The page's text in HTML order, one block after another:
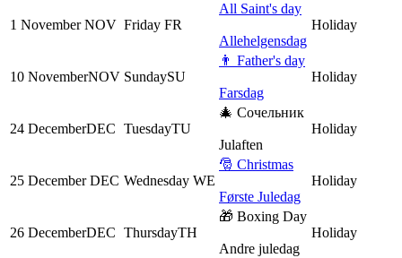
1 November NOV Friday FR
All Saint's day
Allehelgensdag
Holiday
10 NovemberNOV SundaySU
👨 Father's day
Farsdag
Holiday
24 DecemberDEC TuesdayTU
🎄 Сочельник
Julaften
Holiday
25 December DEC Wednesday WE
🎅 Christmas
Første Juledag
Holiday
26 DecemberDEC ThursdayTH
🎁 Boxing Day
Andre juledag
Holiday